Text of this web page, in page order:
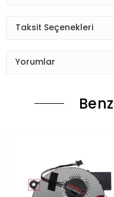
Taksit Seçenekleri
Yorumlar